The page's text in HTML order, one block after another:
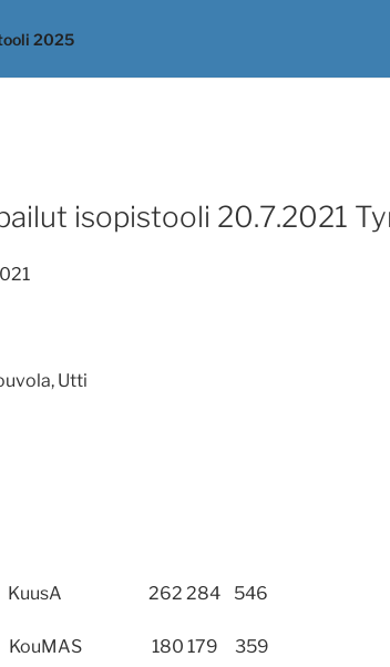
2025
isopistooli 20.7.2021
Utti
262 284 546
180 179 359